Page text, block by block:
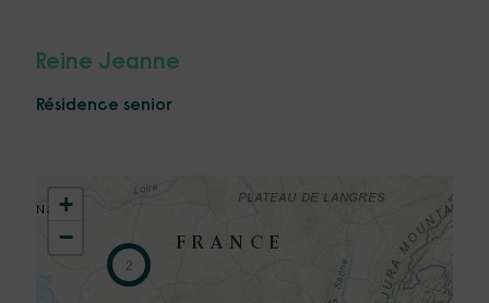
Reine Jeanne
Résidence senior
2
+
−